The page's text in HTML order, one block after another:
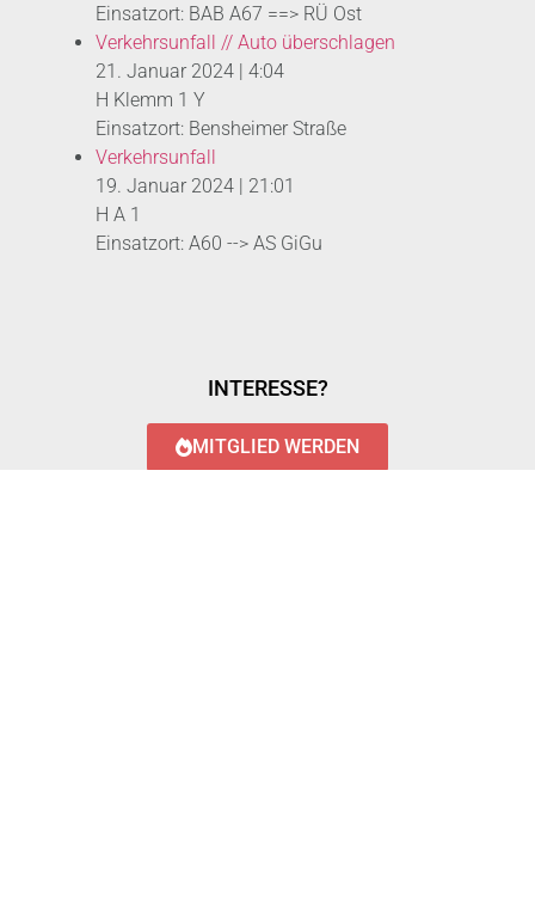
Einsatzort: BAB A67 ==> RÜ Ost
Verkehrsunfall // Auto überschlagen
21. Januar 2024 | 4:04
H Klemm 1 Y
Einsatzort: Bensheimer Straße
Verkehrsunfall
19. Januar 2024 | 21:01
H A 1
Einsatzort: A60 --> AS GiGu
INTERESSE?
MITGLIED WERDEN